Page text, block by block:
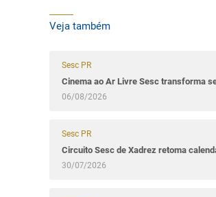
Veja também
Sesc PR
Cinema ao Ar Livre Sesc transforma
06/08/2026
Sesc PR
Circuito Sesc de Xadrez retoma
30/07/2026